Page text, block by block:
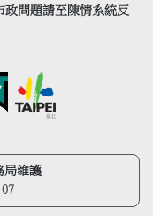
政問題請至陳情系統反
局維護